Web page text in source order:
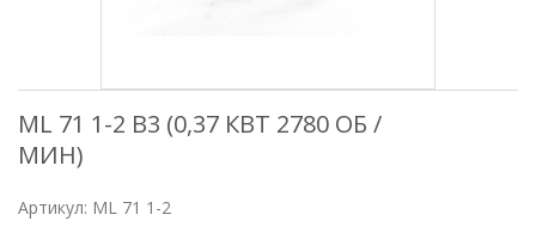
ML 71 1-2 B3 (0,37 КВТ 2780 ОБ /
МИН)
Артикул: ML 71 1-2